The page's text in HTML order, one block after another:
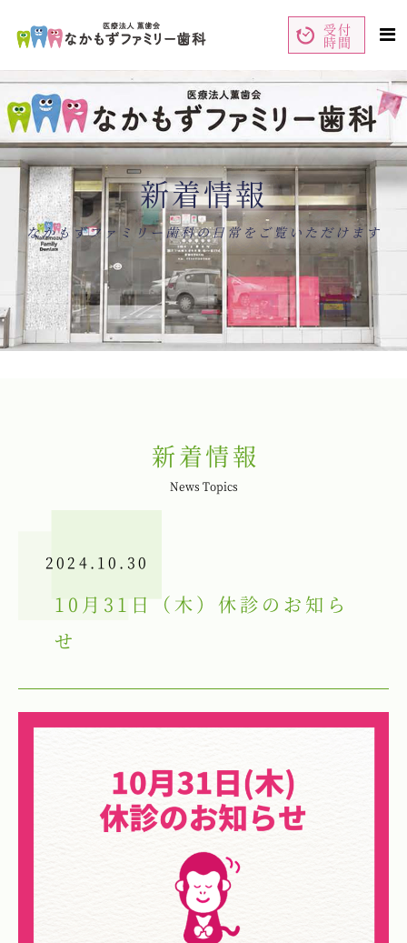
ペ
ー
先
頭
で
コ
ン
テ
ン
受付
時間
コ
ン
ツ
エ
リ
で
す
新着情報
なかもずファミリー歯科の日常をご覧いただけます
新着情報
News Topics
2024.10.30
10月31日（木）休診のお知ら
せ